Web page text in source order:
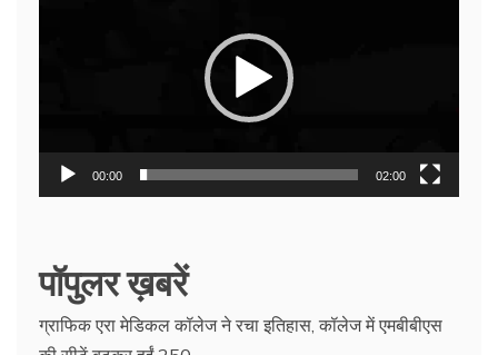
00:00 02:00
पॉपुलर ख़बरें
ग्राफिक एरा मेडिकल कॉलेज ने रचा इतिहास, कॉलेज में एमबीबीएस